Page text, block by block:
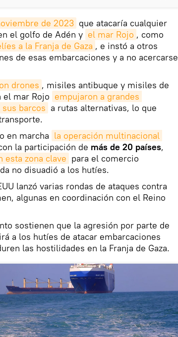
de 2023 que atacaría cualquier
el golfo de Adén y el mar Rojo , como
a la Franja de Gaza , e instó a otros
de esas embarcaciones y a no acercarse
drones , misiles antibuque y misiles de
el mar Rojo empujaron a grandes
barcos a rutas alternativas, lo que
en marcha la operación multinacional
la participación de más de 20 países,
esta zona clave para el comercio
no disuadió a los hutíes.
lanzó varias rondas de ataques contra
algunas en coordinación con el Reino
sostienen que la agresión por parte de
a los hutíes de atacar embarcaciones
las hostilidades en la Franja de Gaza.